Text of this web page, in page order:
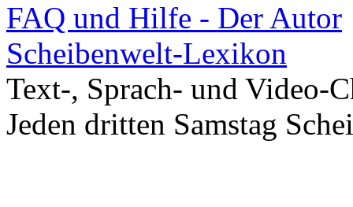
FAQ und Hilfe - Der Autor
Scheibenwelt-Lexikon
Text-, Sprach- und Video-
Jeden dritten Samstag